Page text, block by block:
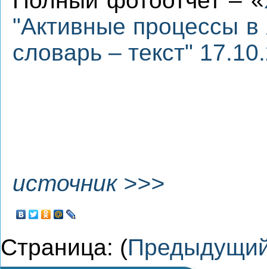
"Активные процессы в
словарь – текст"
источник >>>
Страница: (